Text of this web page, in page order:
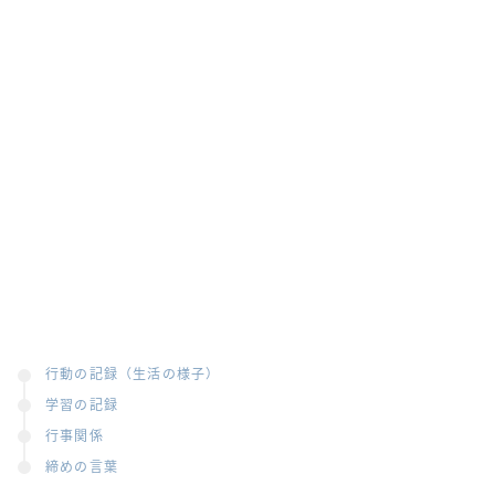
行動の記録（生活の様子）
学習の記録
行事関係
締めの言葉